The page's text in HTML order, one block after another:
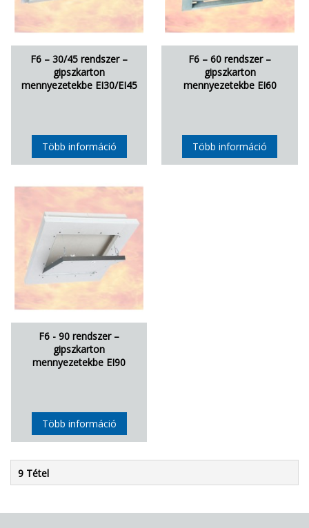
F6 – 30/45 rendszer –
gipszkarton
mennyezetekbe EI30/EI45
Több információ
F6 – 60 rendszer –
gipszkarton
mennyezetekbe EI60
Több információ
F6 - 90 rendszer –
gipszkarton
mennyezetekbe EI90
Több információ
9 Tétel